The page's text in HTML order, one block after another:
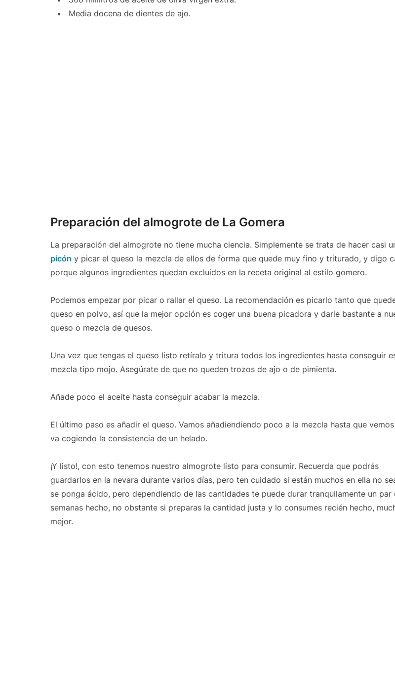
Media docena de dientes de ajo.
Preparación del almogrote de La Gomera
La preparación del almogrote no tiene mucha ciencia. Simplemente se trata de hacer casi
picón y picar el queso la mezcla de ellos de forma que quede muy fino y triturado, y digo
porque algunos ingredientes quedan excluidos en la receta original al estilo gomero.
Podemos empezar por picar o rallar el queso. La recomendación es picarlo tanto que
queso en polvo, así que la mejor opción es coger una buena picadora y darle bastante a
queso o mezcla de quesos.
Una vez que tengas el queso listo retíralo y tritura todos los ingredientes hasta conseguir
mezcla tipo mojo. Asegúrate de que no queden trozos de ajo o de pimienta.
Añade poco el aceite hasta conseguir acabar la mezcla.
El último paso es añadir el queso. Vamos añadiendiendo poco a la mezcla hasta que
va cogiendo la consistencia de un helado.
¡Y listo!, con esto tenemos nuestro almogrote listo para consumir. Recuerda que podrás
guardarlos en la nevara durante varios días, pero ten cuidado si están muchos en ella no
se ponga ácido, pero dependiendo de las cantidades te puede durar tranquilamente un par
semanas hecho, no obstante si preparas la cantidad justa y lo consumes recién hecho,
mejor.